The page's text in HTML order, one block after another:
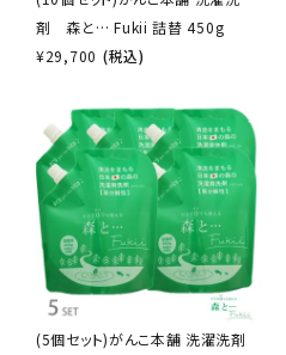
剤 森と… Fukii 詰替 450g
¥29,700 (税込)
(5個セット)がんこ本舗 洗濯洗剤